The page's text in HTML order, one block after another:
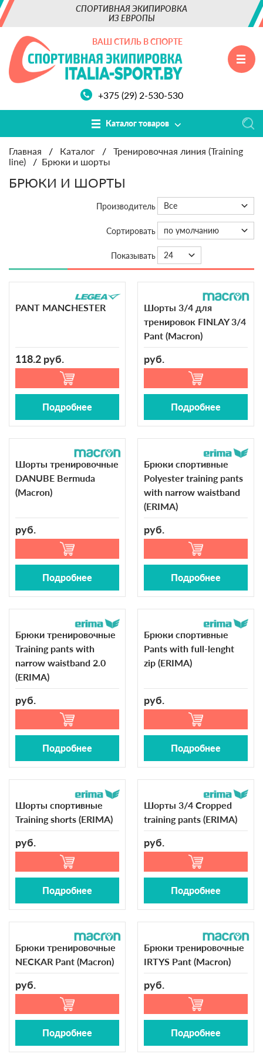
СПОРТИВНАЯ ЭКИПИРОВКА
ИЗ ЕВРОПЫ
ВАШ СТИЛЬ В СПОРТЕ
+375 (29) 2-530-530
Каталог товаров
Главная / Каталог /
Тренировочная линия (Training
line)
/ Брюки и шорты
БРЮКИ И ШОРТЫ
Производитель Все
Сортировать по умолчанию
Показывать 24
PANT MANCHESTER
118.2 руб.
Подробнее
Шорты 3/4 для
тренировок FINLAY 3/4
Pant (Macron)
руб.
Подробнее
Шорты тренировочные
DANUBE Bermuda
(Macron)
руб.
Подробнее
Брюки спортивные
Polyester training pants
with narrow waistband
(ERIMA)
руб.
Подробнее
Брюки тренировочные
Training pants with
narrow waistband 2.0
(ERIMA)
руб.
Подробнее
Брюки спортивные
Pants with full-lenght
zip (ERIMA)
руб.
Подробнее
Шорты спортивные
Training shorts (ERIMA)
руб.
Подробнее
Шорты 3/4 Cropped
training pants (ERIMA)
руб.
Подробнее
Брюки тренировочные
NECKAR Pant (Macron)
руб.
Подробнее
Брюки тренировочные
IRTYS Pant (Macron)
руб.
Подробнее